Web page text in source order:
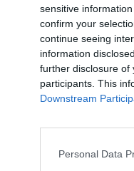
sensitive
confirm your
continue seeing
information
further disclosure of
participants. This
Downstream
Personal Data